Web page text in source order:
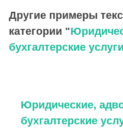
Другие примеры
категории "
бухгалтерские услуги
Юридические,
бухгалтерские